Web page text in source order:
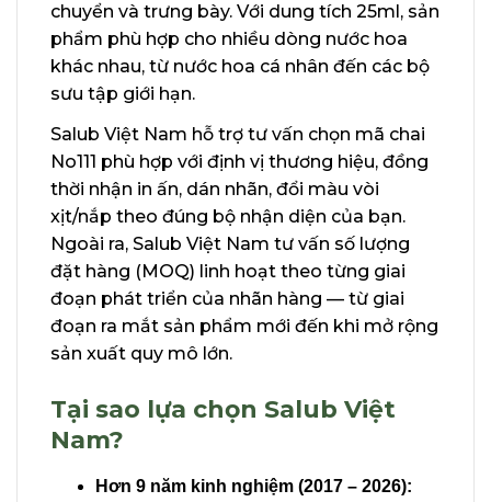
chuyển và trưng bày. Với dung tích 25ml, sản
phẩm phù hợp cho nhiều dòng nước hoa
khác nhau, từ nước hoa cá nhân đến các bộ
sưu tập giới hạn.
Salub Việt Nam hỗ trợ tư vấn chọn mã chai
No111 phù hợp với định vị thương hiệu, đồng
thời nhận in ấn, dán nhãn, đổi màu vòi
xịt/nắp theo đúng bộ nhận diện của bạn.
Ngoài ra, Salub Việt Nam tư vấn số lượng
đặt hàng (MOQ) linh hoạt theo từng giai
đoạn phát triển của nhãn hàng — từ giai
đoạn ra mắt sản phẩm mới đến khi mở rộng
sản xuất quy mô lớn.
Tại sao lựa chọn Salub Việt
Nam?
Hơn 9 năm kinh nghiệm (2017 – 2026):